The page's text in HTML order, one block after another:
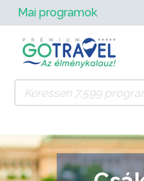
Mai programok